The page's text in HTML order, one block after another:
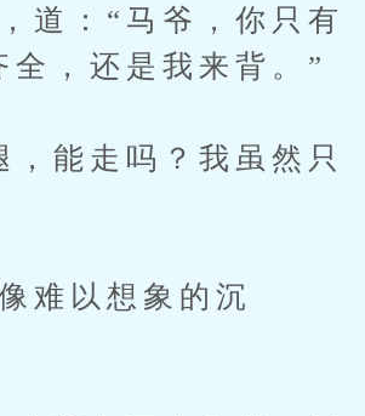
道：“马爷，你只有
，还是我来背。”
能走吗？我虽然只
难以想象的沉